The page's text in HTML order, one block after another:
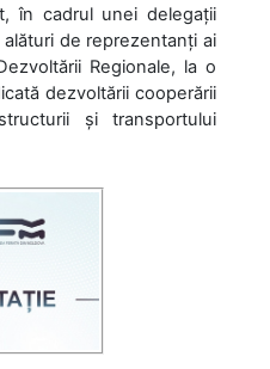
în cadrul unei delegații
de reprezentanți ai
Regionale, la o
dezvoltării cooperării
și transportului